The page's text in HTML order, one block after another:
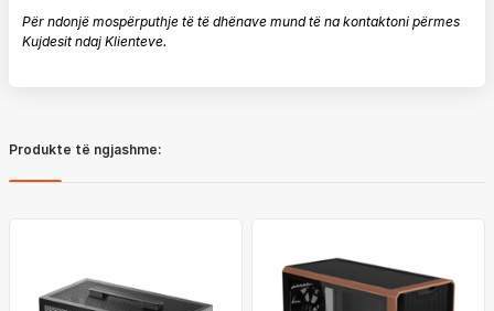
Për ndonjë mospërputhje të të dhënave mund të na kontaktoni përmes
Kujdesit ndaj Klienteve.
Produkte të ngjashme: